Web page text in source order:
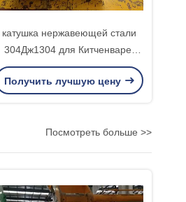
катушка нержавеющей стали
304Дж1304 для Китченваре/
индустрии Фамасеутикальс
Получить лучшую цену
Посмотреть больше >>